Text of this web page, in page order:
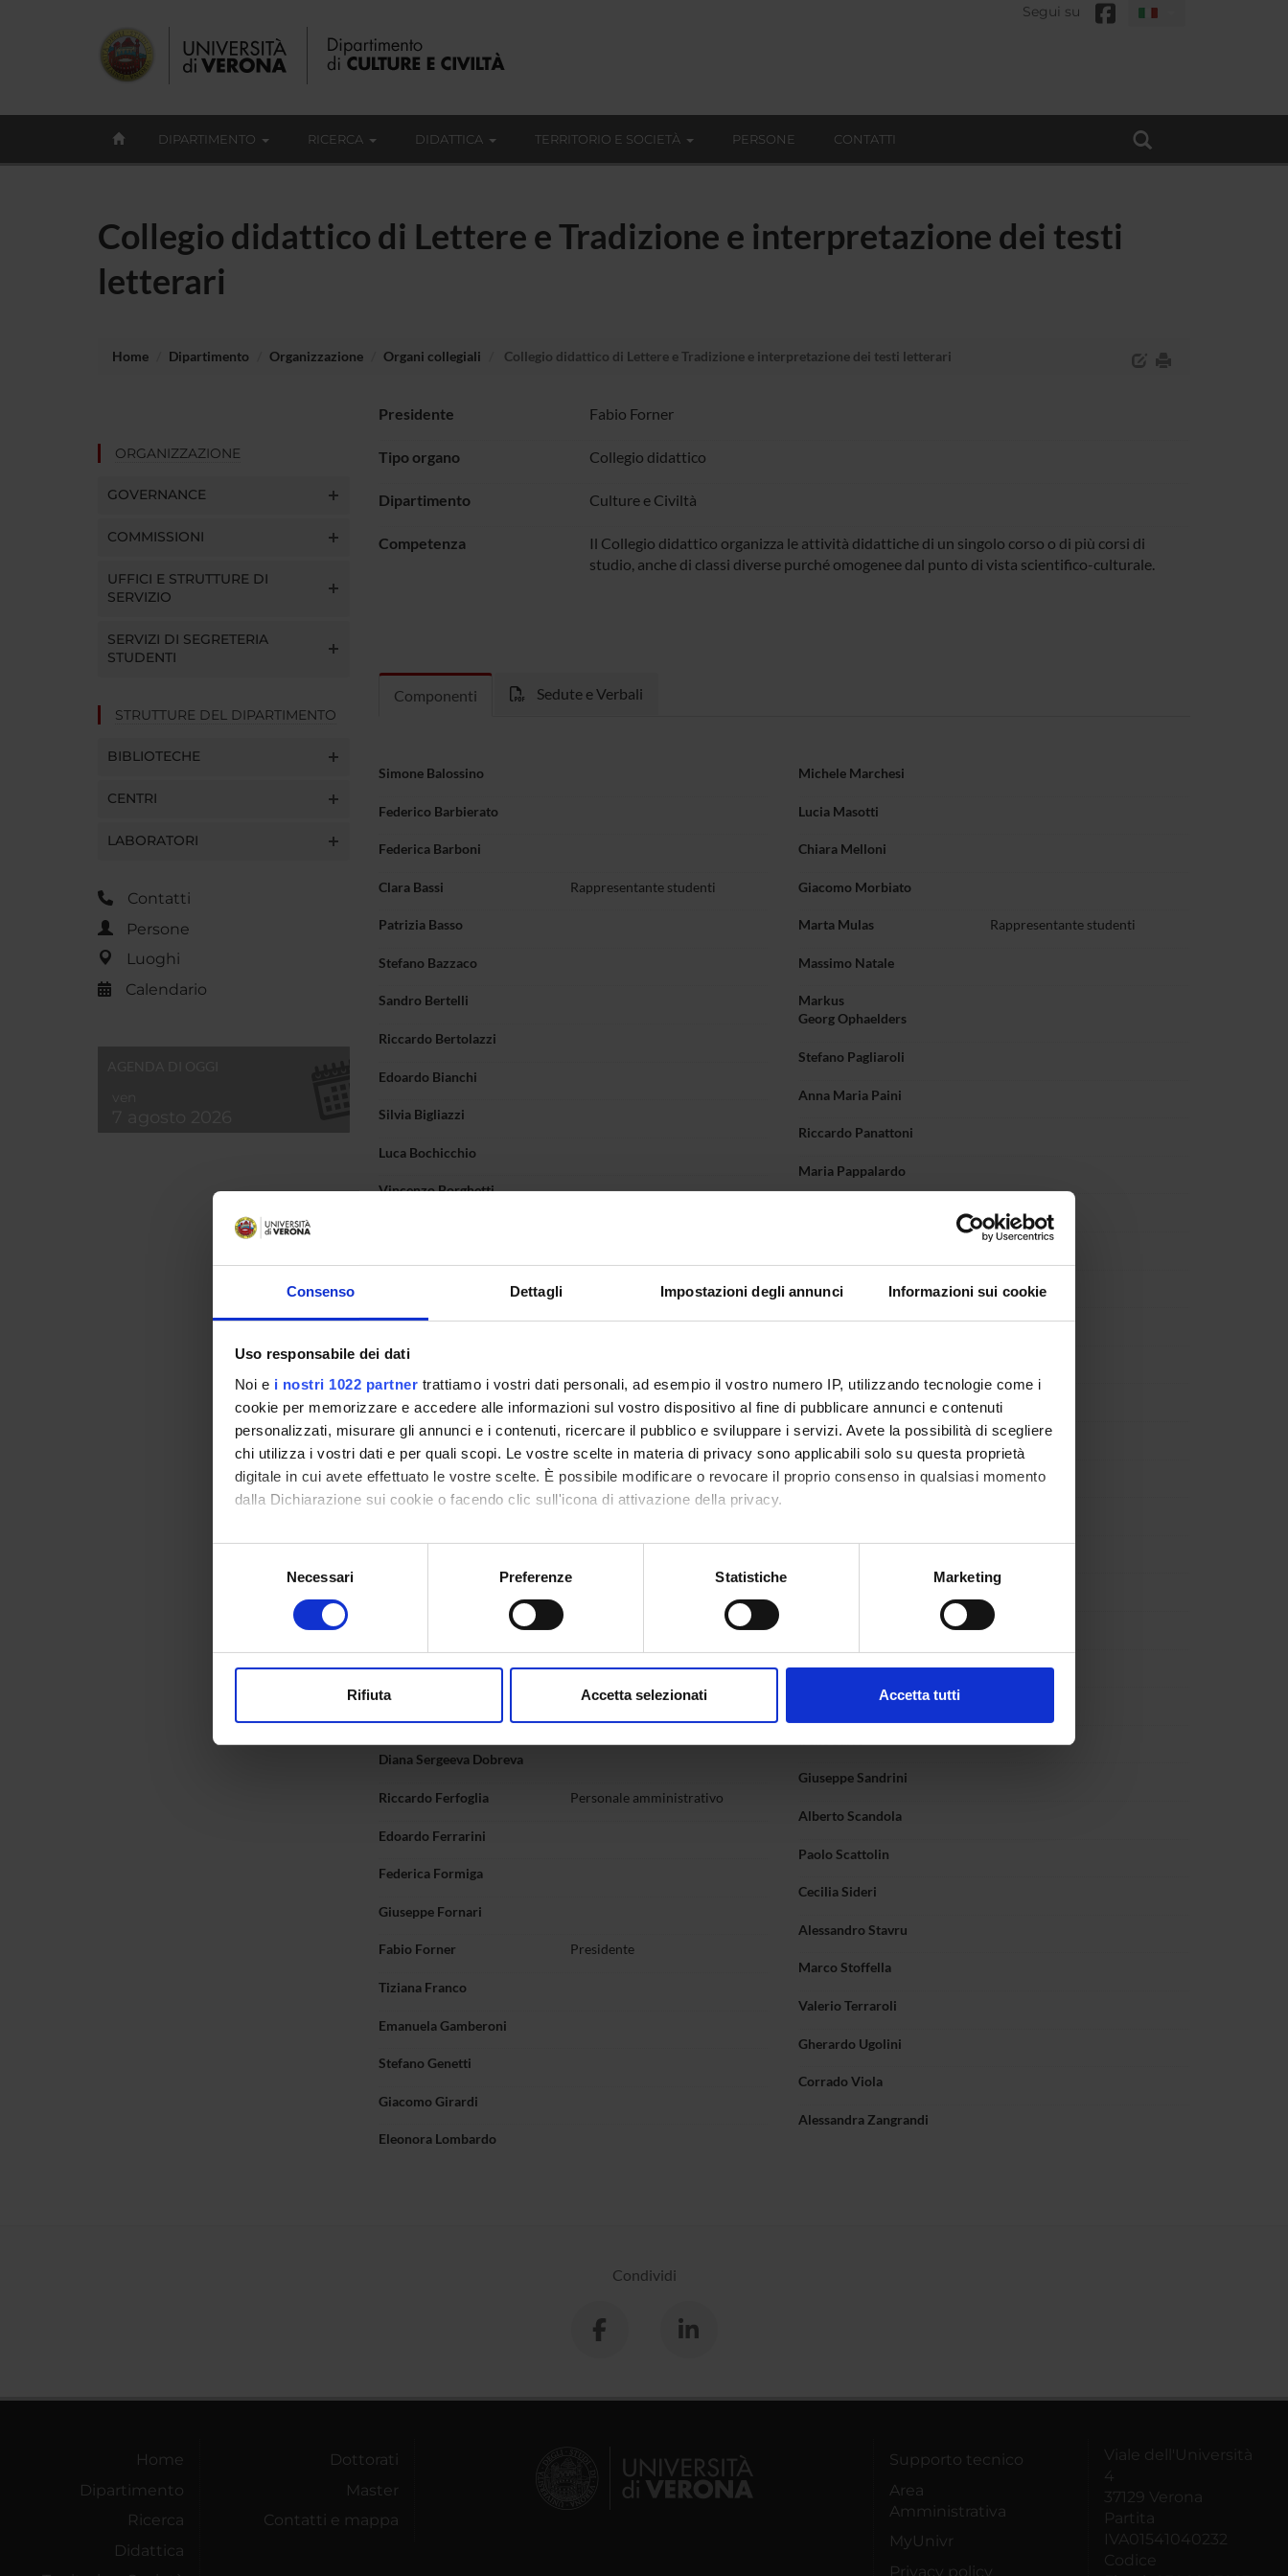
Consenso Dettagli Impostazioni degli annunci Informazioni sui cookie
Uso responsabile dei dati
Noi e i nostri 1022 partner trattiamo i vostri dati personali, ad esempio il vostro numero IP, utilizzando tecnologie come i
cookie per memorizzare e accedere alle informazioni sul vostro dispositivo al fine di pubblicare annunci e contenuti
personalizzati, misurare gli annunci e i contenuti, ricercare il pubblico e sviluppare i servizi. Avete la possibilità di scegliere
chi utilizza i vostri dati e per quali scopi. Le vostre scelte in materia di privacy sono applicabili solo su questa proprietà
digitale in cui avete effettuato le vostre scelte. È possibile modificare o revocare il proprio consenso in qualsiasi momento
dalla Dichiarazione sui cookie o facendo clic sull'icona di attivazione della privacy.
Con il tuo consenso, vorremmo anche:
raccogliere informazioni sulla tua posizione geografica, con un'approssimazione di qualche metro,
digitali).
modificare o ritirare il tuo consenso in qualsiasi momento dalla Dichiarazione sui cookie.
di analisi dei dati web, pubblicità e social media, i quali potrebbero combinarle con altre informazioni che hai fornito loro o
Necessari Preferenze Statistiche Marketing
Rifiuta Accetta selezionati Accetta tutti
Segui su
DIPARTIMENTO RICERCA DIDATTICA TERRITORIO E SOCIETÀ PERSONE CONTATTI
Collegio didattico di Lettere e Tradizione e interpretazione dei testi
letterari
Home Dipartimento Organizzazione Organi collegiali Collegio didattico di Lettere e Tradizione e interpretazione dei testi letterari
ORGANIZZAZIONE
GOVERNANCE
COMMISSIONI
UFFICI E STRUTTURE DI
SERVIZIO
SERVIZI DI SEGRETERIA
STUDENTI
STRUTTURE DEL DIPARTIMENTO
BIBLIOTECHE
CENTRI
LABORATORI
Contatti
Persone
Luoghi
Calendario
Presidente Fabio Forner
Tipo organo Collegio didattico
Dipartimento Culture e Civiltà
Competenza
Il Collegio didattico organizza le attività didattiche di un singolo corso o di più corsi di
studio, anche di classi diverse purché omogenee dal punto di vista scientifico-culturale.
Componenti Sedute e Verbali
Simone Balossino
Federico Barbierato
Federica Barboni
Clara Bassi Rappresentante studenti
Patrizia Basso
Stefano Bazzaco
Sandro Bertelli
Riccardo Bertolazzi
Edoardo Bianchi
Silvia Bigliazzi
Luca Bochicchio
Vincenzo Borghetti
Simona Brunetti
Anna Maria Caloini Personale amministrativo
Luca Ciancio
Francesco Coccioli Rappresentante studenti
Paolo De Paolis
Diana Sergeeva Dobreva
Riccardo Ferfoglia Personale amministrativo
Edoardo Ferrarini
Federica Formiga
Giuseppe Fornari
Fabio Forner Presidente
Tiziana Franco
Emanuela Gamberoni
Stefano Genetti
Giacomo Girardi
Eleonora Lombardo
Michele Marchesi
Lucia Masotti
Chiara Melloni
Giacomo Morbiato
Marta Mulas Rappresentante studenti
Massimo Natale
Markus
Georg Ophaelders
Stefano Pagliaroli
Anna Maria Paini
Riccardo Panattoni
Maria Pappalardo
Sofia Piacentin
Simonetta Ponchia
Renata Raccanelli
Simone Rebora
Federico Righi
Mariaclara Rossi
Anna Maria Salvade'
Giuseppe Sandrini
Alberto Scandola
Paolo Scattolin
Cecilia Sideri
Alessandro Stavru
Marco Stoffella
Valerio Terraroli
Gherardo Ugolini
Corrado Viola
Alessandra Zangrandi
Condividi
Home
Dipartimento
Ricerca
Didattica
Dottorati
Master
Contatti e mappa
Supporto tecnico
Area
Amministrativa
MyUnivr
Privacy policy
Viale dell'Università
4
37129 Verona
Partita
IVA01541040232
Codice